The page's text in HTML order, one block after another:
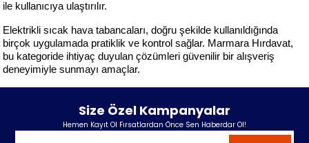
ile kullanıcıya ulaştırılır.
Elektrikli sıcak hava tabancaları, doğru şekilde kullanıldığında
birçok uygulamada pratiklik ve kontrol sağlar. Marmara Hırdavat,
bu kategoride ihtiyaç duyulan çözümleri güvenilir bir alışveriş
deneyimiyle sunmayı amaçlar.
Size Özel Kampanyalar
Hemen Kayıt Ol Fırsatlardan Önce Sen Haberdar Ol!